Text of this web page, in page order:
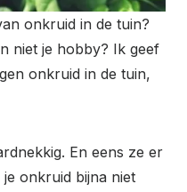
onkruid in de tuin?
niet je hobby? Ik geef
onkruid in de tuin,
En eens ze er
je onkruid bijna niet